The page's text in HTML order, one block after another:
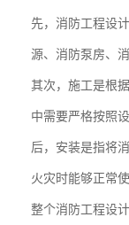
先，消防工程设
源、消防泵房、
其次，施工是根
中需要严格按照
后，安装是指将
火灾时能够正常使
整个消防工程设